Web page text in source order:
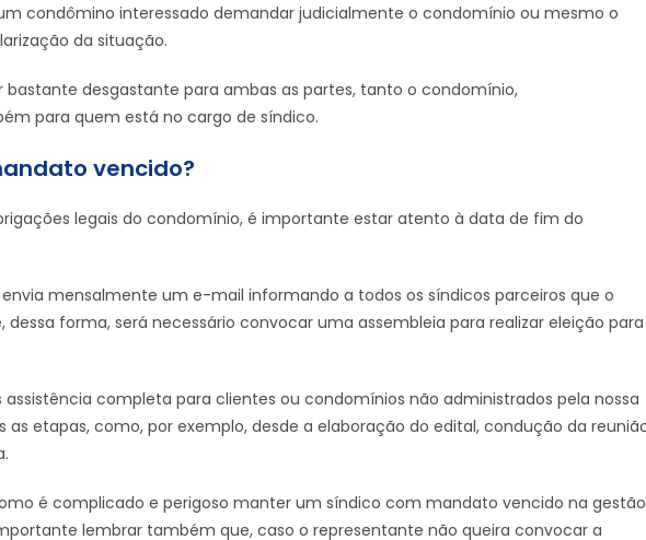
condômino interessado demandar judicialmente o condomínio ou mesmo o
da situação.
bastante desgastante para ambas as partes, tanto o condomínio,
para quem está no cargo de síndico.
vencido?
legais do condomínio, é importante estar atento à data de fim do
envia mensalmente um e-mail informando a todos os síndicos parceiros que o
forma, será necessário convocar uma assembleia para realizar eleição para
completa para clientes ou condomínios não administrados pela nossa
as etapas, como, por exemplo, desde a elaboração do edital, condução da
é complicado e perigoso manter um síndico com mandato vencido na gestão
lembrar também que, caso o representante não queira convocar a